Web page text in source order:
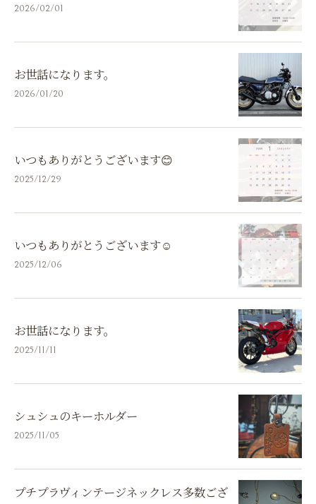
2026/02/01
お世話になります。
2026/01/20
いつもありがとうございます😊
2025/12/29
いつもありがとうございます☺️
2025/12/06
お世話になります。
2025/11/11
シュシュのキーホルダー
2025/11/05
プチプラヴィンテージネックレス多数ござ